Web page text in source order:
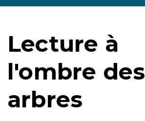
Lecture à
l'ombre des
arbres